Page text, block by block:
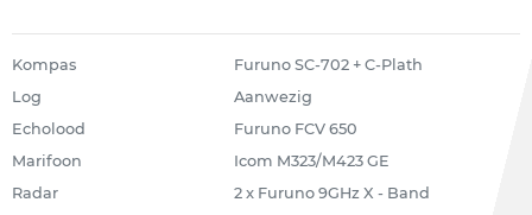
Kompas
Furuno SC-702 + C-Plath
Log
Aanwezig
Echolood
Furuno FCV 650
Marifoon
Icom M323/M423 GE
Radar
2 x Furuno 9GHz X - Band